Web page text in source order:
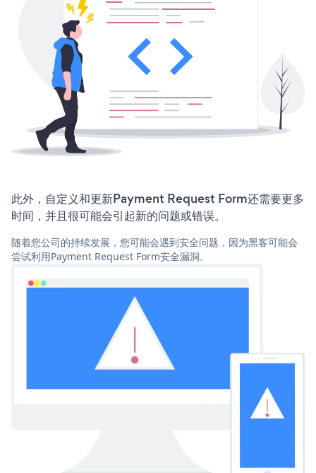
此外，自定义和更新Payment Request Form还需要更多
时间，并且很可能会引起新的问题或错误。
随着您公司的持续发展，您可能会遇到安全问题，因为黑客可能会
尝试利用Payment Request Form安全漏洞。